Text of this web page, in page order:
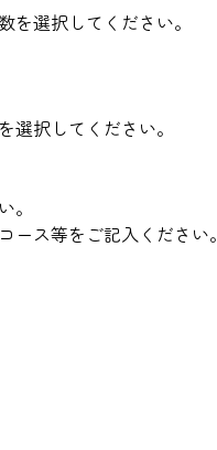
選択してください。
択してください。
。
ス等をご記入ください。